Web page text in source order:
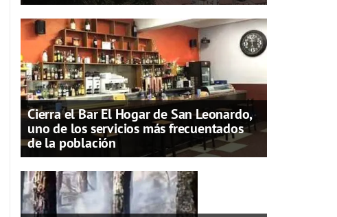
Cierra el Bar El Hogar de San Leonardo,
uno de los servicios más frecuentados
de la población